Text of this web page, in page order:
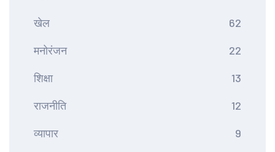
खेल 62
मनोरंजन 22
शिक्षा 13
राजनीति 12
व्यापार 9